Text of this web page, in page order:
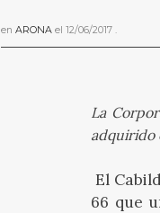
en ARONA el 12/06/2017 .
La
adquirido
El
66 que